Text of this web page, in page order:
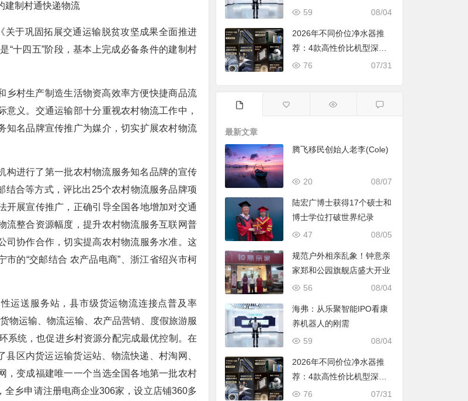
制村通快递物流
于巩固拓展交通运输脱贫攻坚成果全面推进
“十四五”阶段，基本上完成必备条件的建制村
村生产制造生活物资高效率方便快捷商品流
义。交通运输部十分重视农村物流工作中，
知名品牌宣传推广为媒介，切实扩展农村物流
进行了第一批农村物流服务知名品牌的宣传
合等方式，评比出25个农村物流服务品牌项
开展宣传推广，正确引导全国各地增加对交通
流整合资源幅度，提升农村物流服务互联网普
司协作合作，切实提高农村物流服务水准。这
市的“交邮结合 农产品电商”、浙江省绍兴市柯
送服务站，县市级货运物流连接点普及率
物运输、物流运输、农产品营销、度假旅游服
系统，也促进乡村资源分配完成最优控制。在
区内货运运输货运站、物流快递、村淘网、
，变成福建唯一一个当选全国各地第一批农村
乡申请注册电商企业306家，设立店铺360多
08/04
59
2026年不同价位净水器推
荐：4款高性价比机型深度
对比，照着买不踩坑
07/31
76
最新文章
腾飞移民创始人老李(Cole)
08/07
20
陆宏广博士获得17个硕士和
博士学位打破世界纪录
08/05
47
规范户外相亲乱象！钟意亲
家郑和公园旗舰店盛大开业
08/04
56
海弗：从乐聚智能IPO看康
养机器人的刚需
08/04
59
2026年不同价位净水器推
荐：4款高性价比机型深度
对比，照着买不踩坑
07/31
76